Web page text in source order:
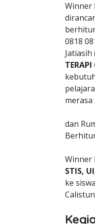
Winner
0818
dan
Winner
STIS,
ke